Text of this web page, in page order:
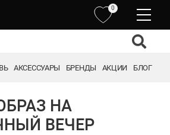
0
АКСЕССУАРЫ БРЕНДЫ АКЦИИ БЛОГ
НА
ВЕЧЕР